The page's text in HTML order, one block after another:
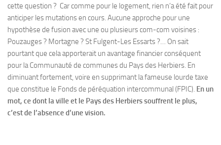
cette question ? Car comme pour le logement, rien n’a été fait pour
anticiper les mutations en cours. Aucune approche pour une
hypothèse de fusion avec une ou plusieurs com-com voisines :
Pouzauges ? Mortagne ? St Fulgent-Les Essarts ?… On sait
pourtant que cela apporterait un avantage financier conséquent
pour la Communauté de communes du Pays des Herbiers. En
diminuant fortement, voire en supprimant la fameuse lourde taxe
que constitue le Fonds de péréquation intercommunal (FPIC). En un
mot, ce dont la ville et le Pays des Herbiers souffrent le plus,
c’est de l’absence d’une vision.